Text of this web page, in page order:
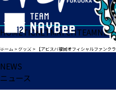
HOMETICKETMATCHTEAM
ホーム >グッズ > 【アビスパ福岡オフィシャルファンク
NEWS
ニュース